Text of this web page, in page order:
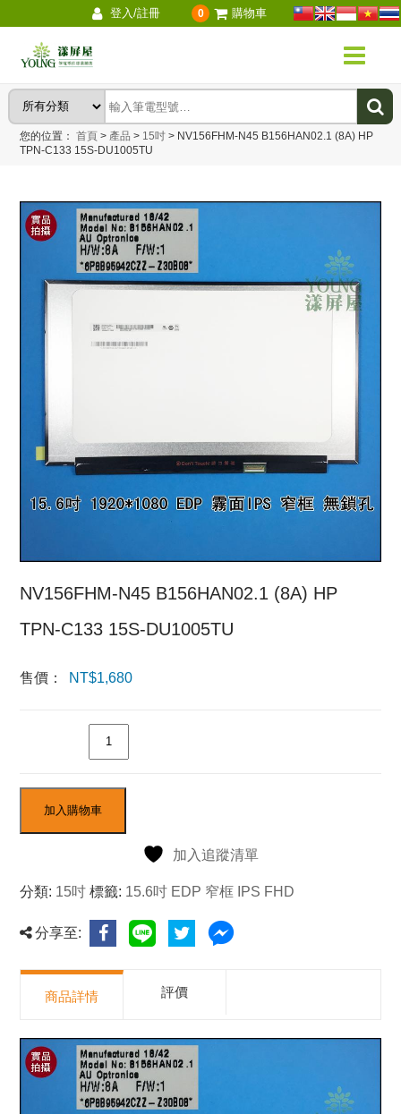
登入/註冊 0 購物車
您的位置：首頁 > 產品 > 15吋 > NV156FHM-N45 B156HAN02.1 (8A) HP
TPN-C133 15S-DU1005TU
NV156FHM-N45 B156HAN02.1 (8A) HP
TPN-C133 15S-DU1005TU
售價： NT$1,680
加入購物車
加入追蹤清單
分類: 15吋 標籤: 15.6吋 EDP 窄框 IPS FHD
分享至:
商品詳情 評價